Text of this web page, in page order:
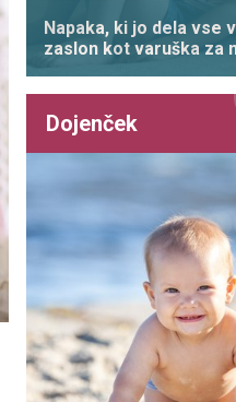
Napaka, ki jo dela vse
zaslon kot varuška za
Dojenček